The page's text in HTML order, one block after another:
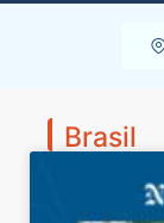
Brasil